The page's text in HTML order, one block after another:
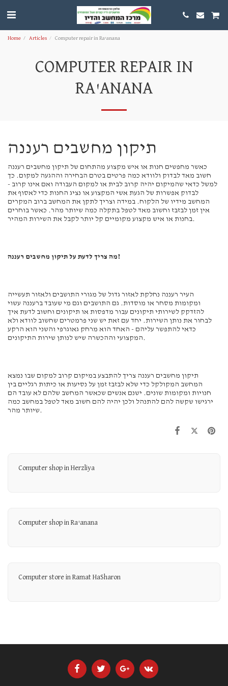
Home Articles Computer repair in Ra'anana
COMPUTER REPAIR IN
RA'ANANA
תיקון מחשבים רעננה
כאשר מחפשים חנות או איש מקצוע מהתחום של תיקון מחשבים רעננה
חשוב מאד לבדוק ולוודא כמה פרטים בטרם הבחירה וההגעה למקום. כך
למשל כדאי שהמיקום יהיה קרוב לבית או למקום העבודה ואם אינו קרוב -
לבדוק אפשרות של הגעת אשי המקצוע או נציג החנות כדי לאסוף את
המחשב מידיו של הלקוח. במידה וצריך לתקן את המחשב ברוב המקרים
אין זמן לבזבז וחשוב מאד לטפל בתקלה כמה שיותר מהר. כאשר בוחרים
בחנות או איש מקצוע מקומיים קל יותר לקבל את השירות המהיר.
מה צריך לדעת על תיקון מחשבים רעננה?
העיר רעננה נחלקת לאזור גדול של מגורי התושבים ולאזור תעשייה
ומקומות מסחר או מוסדות. גם התושבים וגם מי שעובד ברעננה עשוי
להזדקק לשירותי תיקונים עבור מדפסות או תיקונים וחשוב לדעת איך
לבחור את נותן השירות. יחד עם זאת יש שני פרמטרים שחשוב לוודא ולא
כדאי להתפשר עליהם - האחד הוא מרחק גאוגרפי והשני הוא הרקע
המקצועי וההכשרה שיש לנותן שירות התיקונים.
תיקון מחשבים רעננה צריך להתבצע במיקום קרוב למקום שבו נמצא
המחשב המקולקל כדי שלא לבזבז זמן על נסיעות או כיתות רגליים בין
חנויות ומקומות שונים. ישנם אנשים שכאשר המחשב שלהם לא עובד הם
ירגישו שקשה להם להתנהל ולכן יהיה להם חשוב מאד לטפל במחשב כמה
שיותר מהר.
Computer shop in Herzliya
Computer shop in Ra'anana
Computer store in Ramat HaSharon